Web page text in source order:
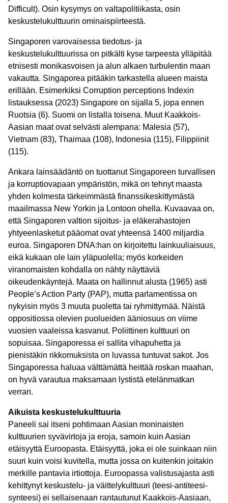
Difficult). Osin kysymys on valtapolitiikasta, osin
keskustelukulttuurin ominaispiirteestä.
Singaporen varovaisessa tiedotus- ja
keskustelukulttuurissa on pitkälti kyse tarpeesta ylläpitää
etnisesti monikasvoisen ja alun alkaen turbulentin maan
vakautta. Singaporea pitääkin tarkastella alueen maista
erillään. Esimerkiksi Corruption perceptions Indexin
listauksessa (2023) Singapore on sijalla 5, jopa ennen
Ruotsia (6). Suomi on listalla toisena. Muut Kaakkois-
Aasian maat ovat selvästi alempana: Malesia (57),
Vietnam (83), Thaimaa (108), Indonesia (115), Filippiinit
(115).
Ankara lainsäädäntö on tuottanut Singaporeen turvallisen
ja korruptiovapaan ympäristön, mikä on tehnyt maasta
yhden kolmesta tärkeimmästä finanssikeskittymästä
maailmassa New Yorkin ja Lontoon ohella. Kuvaavaa on,
että Singaporen valtion sijoitus- ja eläkerahastojen
yhtyeenlasketut pääomat ovat yhteensä 1400 miljardia
euroa. Singaporen DNA:han on kirjoitettu lainkuuliaisuus,
eikä kukaan ole lain yläpuolella; myös korkeiden
viranomaisten kohdalla on nähty näyttäviä
oikeudenkäyntejä. Maata on hallinnut alusta (1965) asti
People’s Action Party (PAP), mutta parlamentissa on
nykyisin myös 3 muuta puoletta tai ryhmittymää. Näistä
oppositiossa olevien puolueiden ääniosuus on viime
vuosien vaaleissa kasvanut. Poliittinen kulttuuri on
sopuisaa. Singaporessa ei sallita vihapuhetta ja
pienistäkin rikkomuksista on luvassa tuntuvat sakot. Jos
Singaporessa haluaa välttämättä heittää roskan maahan,
on hyvä varautua maksamaan lystistä etelänmatkan
verran.
Aikuista keskustelukulttuuria
Paneeli sai itseni pohtimaan Aasian moninaisten
kulttuurien syvävirtoja ja eroja, samoin kuin Aasian
etäisyyttä Euroopasta. Etäisyyttä, joka ei ole suinkaan niin
suuri kuin voisi kuvitella, mutta jossa on kuitenkin joitakin
merkille pantavia irtiottoja. Euroopassa valistusajasta asti
kehittynyt keskustelu- ja väittelykulttuuri (teesi-antiteesi-
synteesi) ei sellaisenaan rantautunut Kaakkois-Aasiaan,